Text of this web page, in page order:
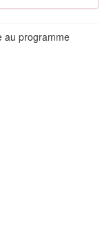
au programme